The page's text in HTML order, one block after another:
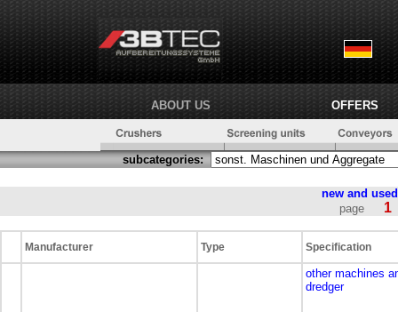
ABOUT US OFFERS
subcategories:
new and
page
1
Manufacturer Type Specification
other machines
dredger